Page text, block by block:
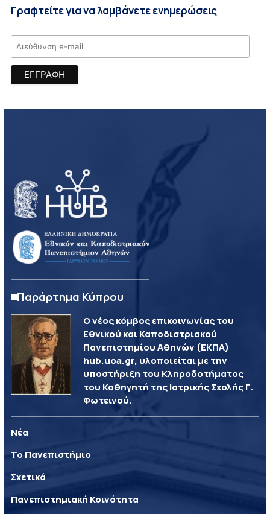
Γραφτείτε για να λαμβάνετε ενημερώσεις
Παράρτημα Κύπρου
Ο νέος κόμβος επικοινωνίας του
Εθνικού και Καποδιστριακού
Πανεπιστημίου Αθηνών (ΕΚΠΑ)
hub.uoa.gr, υλοποιείται με την
υποστήριξη του Κληροδοτήματος
του Καθηγητή της Ιατρικής Σχολής Γ.
Φωτεινού.
Νέα
Το Πανεπιστήμιο
Σχετικά
Πανεπιστημιακή Κοινότητα